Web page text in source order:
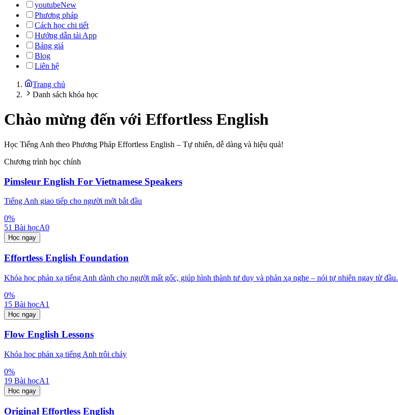
youtubeNew
Phương pháp
Cách học chi tiết
Hướng dẫn tải App
Bảng giá
Blog
Liên hệ
Trang chủ
Danh sách khóa học
Chào mừng đến với Effortless English
Học Tiếng Anh theo Phương Pháp Effortless English – Tự nhiên, dễ dàng và hiệu quả!
Chương trình học chính
Pimsleur English For Vietnamese Speakers
Tiếng Anh giao tiếp cho người mới bắt đầu
0%
51 Bài họcA0
Học ngay
Effortless English Foundation
Khóa học phản xạ tiếng Anh dành cho người mất gốc, giúp hình thành tư duy và phản xạ nghe – nói tự nhiên ngay từ đầu.
0%
15 Bài họcA1
Học ngay
Flow English Lessons
Khóa học phản xạ tiếng Anh trôi chảy
0%
19 Bài họcA1
Học ngay
Original Effortless English